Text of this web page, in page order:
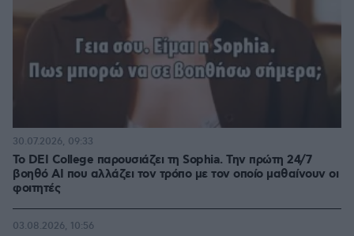
Το DEI College παρουσιάζει τη Sophia. Την πρώτη 24/7
βοηθό AI που αλλάζει τον τρόπο με τον οποίο μαθαίνουν οι
φοιτητές
30.07.2026, 09:33
03.08.2026, 10:56